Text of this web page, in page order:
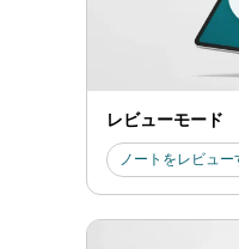
レビューモード
ノートをレビュー